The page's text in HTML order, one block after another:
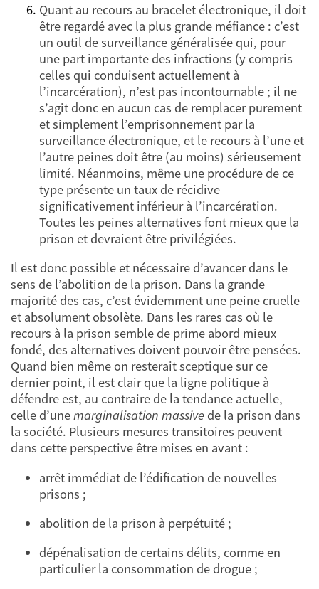
Quant au recours au bracelet électronique, il doit
être regardé avec la plus grande méfiance : c’est
un outil de surveillance généralisée qui, pour
une part importante des infractions (y compris
celles qui conduisent actuellement à
l’incarcération), n’est pas incontournable ; il ne
s’agit donc en aucun cas de remplacer purement
et simplement l’emprisonnement par la
surveillance électronique, et le recours à l’une et
l’autre peines doit être (au moins) sérieusement
limité. Néanmoins, même une procédure de ce
type présente un taux de récidive
significativement inférieur à l’incarcération.
Toutes les peines alternatives font mieux que la
prison et devraient être privilégiées.
Il est donc possible et nécessaire d’avancer dans le
sens de l’abolition de la prison. Dans la grande
majorité des cas, c’est évidemment une peine cruelle
et absolument obsolète. Dans les rares cas où le
recours à la prison semble de prime abord mieux
fondé, des alternatives doivent pouvoir être pensées.
Quand bien même on resterait sceptique sur ce
dernier point, il est clair que la ligne politique à
défendre est, au contraire de la tendance actuelle,
celle d’unemarginalisation massive de la prison dans
la société. Plusieurs mesures transitoires peuvent
dans cette perspective être mises en avant :
arrêt immédiat de l’édification de nouvelles
prisons ;
abolition de la prison à perpétuité ;
dépénalisation de certains délits, comme en
particulier la consommation de drogue ;